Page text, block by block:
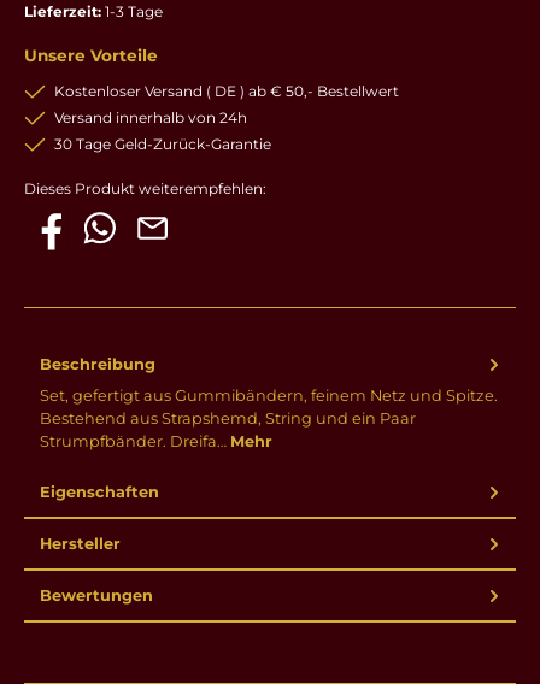
Lieferzeit: 1-3 Tage
Unsere Vorteile
Kostenloser Versand ( DE ) ab € 50,- Bestellwert
Versand innerhalb von 24h
30 Tage Geld-Zurück-Garantie
Dieses Produkt weiterempfehlen:
Beschreibung
Set, gefertigt aus Gummibändern, feinem Netz und Spitze.
Bestehend aus Strapshemd, String und ein Paar
Strumpfbänder. Dreifa… Mehr
Eigenschaften
Hersteller
Bewertungen